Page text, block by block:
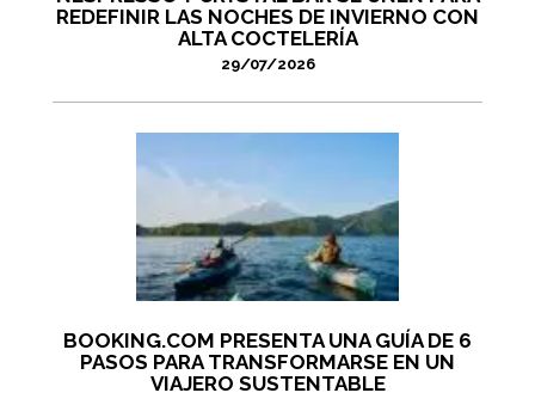
REDEFINIR LAS NOCHES DE INVIERNO CON
ALTA COCTELERÍA
29/07/2026
BOOKING.COM PRESENTA UNA GUÍA DE 6
PASOS PARA TRANSFORMARSE EN UN
VIAJERO SUSTENTABLE